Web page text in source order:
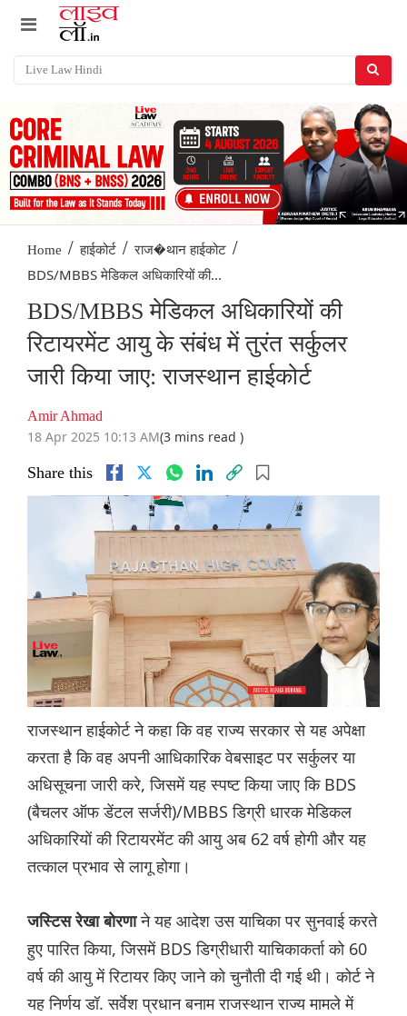
Home / हाईकोर्ट / राज�थान हाईकोट /
BDS/MBBS मेडिकल अधिकारियों की...
BDS/MBBS मेडिकल अधिकारियों की
रिटायरमेंट आयु के संबंध में तुरंत सर्कुलर
जारी किया जाए: राजस्थान हाईकोर्ट
Amir Ahmad
18 Apr 2025 10:13 AM(3 mins read )
Share this
राजस्थान हाईकोर्ट ने कहा कि वह राज्य सरकार से यह अपेक्षा
करता है कि वह अपनी आधिकारिक वेबसाइट पर सर्कुलर या
अधिसूचना जारी करे, जिसमें यह स्पष्ट किया जाए कि BDS
(बैचलर ऑफ डेंटल सर्जरी)/MBBS डिग्री धारक मेडिकल
अधिकारियों की रिटायरमेंट की आयु अब 62 वर्ष होगी और यह
तत्काल प्रभाव से लागू होगा।
जस्टिस रेखा बोरणाने यह आदेश उस याचिका पर सुनवाई करते
हुए पारित किया, जिसमें BDS डिग्रीधारी याचिकाकर्ता को 60
वर्ष की आयु में रिटायर किए जाने को चुनौती दी गई थी। कोर्ट ने
यह निर्णय डॉ. सर्वेश प्रधान बनाम राजस्थान राज्य मामले में